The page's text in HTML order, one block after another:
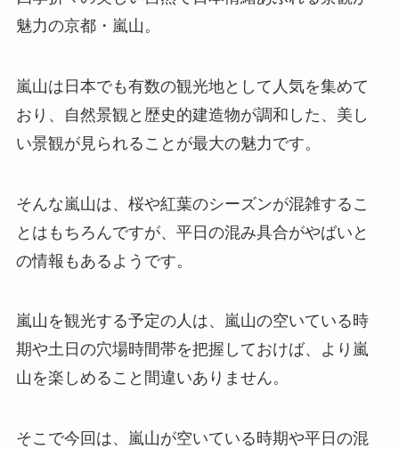
魅力の京都・嵐山。
嵐山は日本でも有数の観光地として人気を集めて
おり、自然景観と歴史的建造物が調和した、美し
い景観が見られることが最大の魅力です。
そんな嵐山は、桜や紅葉のシーズンが混雑するこ
とはもちろんですが、平日の混み具合がやばいと
の情報もあるようです。
嵐山を観光する予定の人は、嵐山の空いている時
期や土日の穴場時間帯を把握しておけば、より嵐
山を楽しめること間違いありません。
そこで今回は、嵐山が空いている時期や平日の混